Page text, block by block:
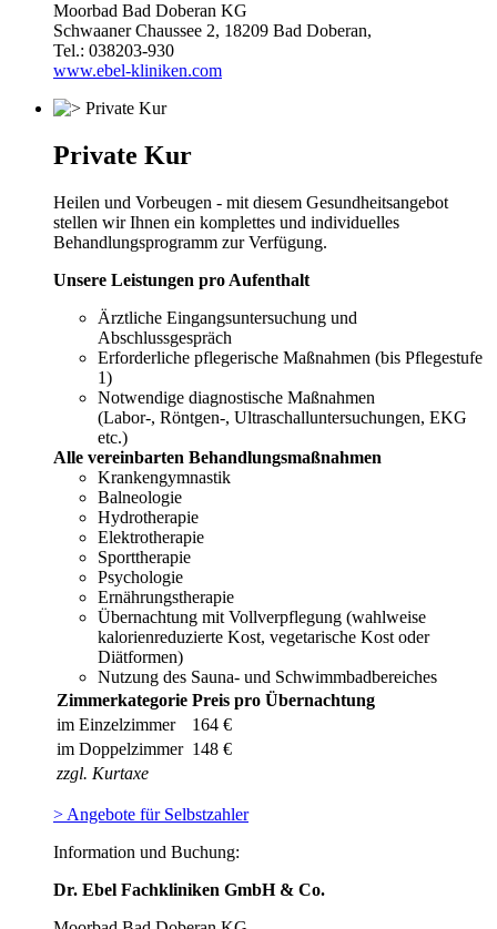
Moorbad Bad Doberan KG
Schwaaner Chaussee 2, 18209 Bad Doberan,
Tel.: 038203-930
www.ebel-kliniken.com
Private Kur
Heilen und Vorbeugen - mit diesem Gesundheitsangebot
stellen wir Ihnen ein komplettes und individuelles
Behandlungsprogramm zur Verfügung.
Unsere Leistungen pro Aufenthalt
Ärztliche Eingangsuntersuchung und
Abschlussgespräch
Erforderliche pflegerische Maßnahmen (bis Pflegestufe
1)
Notwendige diagnostische Maßnahmen
(Labor-, Röntgen-, Ultraschalluntersuchungen, EKG
etc.)
Alle vereinbarten Behandlungsmaßnahmen
Krankengymnastik
Balneologie
Hydrotherapie
Elektrotherapie
Sporttherapie
Psychologie
Ernährungstherapie
Übernachtung mit Vollverpflegung (wahlweise
kalorienreduzierte Kost, vegetarische Kost oder
Diätformen)
Nutzung des Sauna- und Schwimmbadbereiches
Zimmerkategorie Preis pro Übernachtung
im Einzelzimmer
164 €
im Doppelzimmer 148 €
zzgl. Kurtaxe
> Angebote für Selbstzahler
Information und Buchung:
Dr. Ebel Fachkliniken GmbH & Co.